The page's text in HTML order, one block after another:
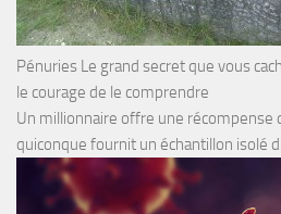
Pénuries Le grand secret que vous
le courage de le comprendre
Un millionnaire offre une récompense
quiconque fournit un échantillon isolé